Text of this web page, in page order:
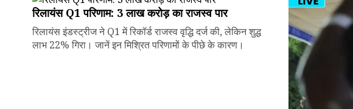
रिलायंस Q1 परिणाम: ₹3 लाख करोड़ का राजस्व पार
रिलायंस इंडस्ट्रीज ने Q1 में रिकॉर्ड राजस्व वृद्धि दर्ज की, लेकिन शुद्ध
लाभ 22% गिरा। जानें इन मिश्रित परिणामों के पीछे के कारण।